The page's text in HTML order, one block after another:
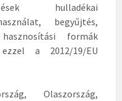
hulladékai
begyűjtés,
formák
a 2012/19/EU
Olaszország,